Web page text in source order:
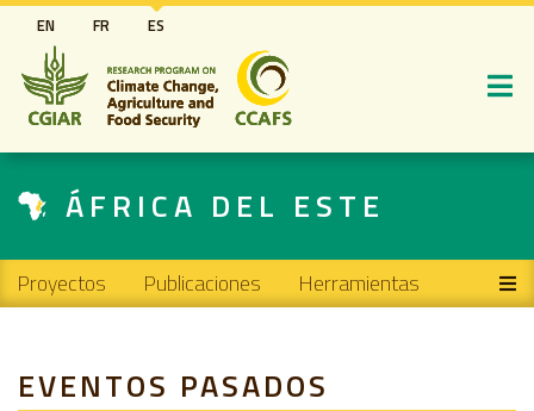
Pasar
al
contenido
principal
EN FR ES
ÁFRICA DEL ESTE
Main navigation
Proyectos Publicaciones Herramientas
EVENTOS PASADOS